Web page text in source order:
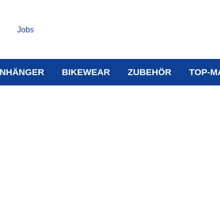
Jobs
BIKEWEAR ZUBEHÖR TOP-